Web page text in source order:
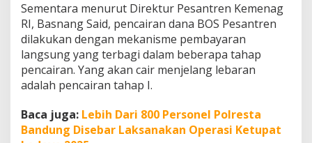
Sementara menurut Direktur Pesantren Kemenag
RI, Basnang Said, pencairan dana BOS Pesantren
dilakukan dengan mekanisme pembayaran
langsung yang terbagi dalam beberapa tahap
pencairan. Yang akan cair menjelang lebaran
adalah pencairan tahap I.
Baca juga: Lebih Dari 800 Personel Polresta
Bandung Disebar Laksanakan Operasi Ketupat